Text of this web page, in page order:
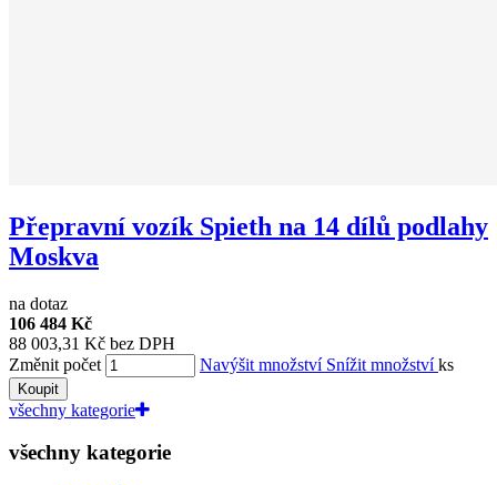
Přepravní vozík Spieth na 14 dílů podlahy
Moskva
na dotaz
106 484 Kč
88 003,31 Kč bez DPH
Změnit počet
Navýšit množství Snížit množstvíks
Koupit
všechny kategorie
všechny kategorie